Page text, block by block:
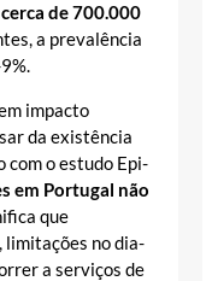
de 700.000
a prevalência
impacto
da existência
com o estudo Epi-
em Portugal não
que
limitações no dia-
a serviços de